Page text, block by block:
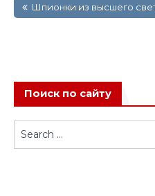
по Шпионки из высшего
Поиск по сайту
Search
for: